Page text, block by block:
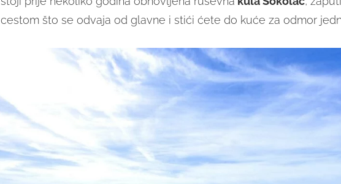
cestom što se odvaja od glavne i stići ćete do kuće za odmor